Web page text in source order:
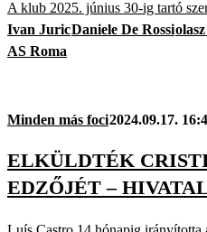
A klub 2025. június 30-ig tartó
Ivan JuricDaniele De Rossi
AS Roma
Minden más foci2024.09.17.
ELKÜLDTÉK
EDZŐJÉT –